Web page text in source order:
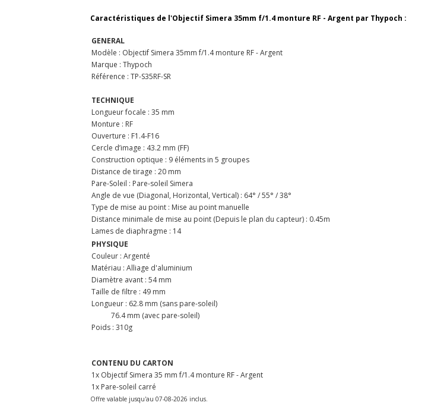
Caractéristiques de l'Objectif Simera 35mm f/1.4 monture RF - Argent par Thypoch :
GENERAL
Modèle : Objectif Simera 35mm f/1.4 monture RF - Argent
Marque : Thypoch
Référence : TP-S35RF-SR
TECHNIQUE
Longueur focale : 35 mm
Monture : RF
Ouverture : F1.4-F16
Cercle d’image : 43.2 mm (FF)
Construction optique : 9 éléments in 5 groupes
Distance de tirage : 20 mm
Pare-Soleil : Pare-soleil Simera
Angle de vue (Diagonal, Horizontal, Vertical) : 64° / 55° / 38°
Type de mise au point : Mise au point manuelle
Distance minimale de mise au point (Depuis le plan du capteur) : 0.45m
Lames de diaphragme : 14
PHYSIQUE
Couleur : Argenté
Matériau : Alliage d'aluminium
Diamètre avant : 54 mm
Taille de filtre : 49 mm
Longueur : 62.8 mm (sans pare-soleil)
76.4 mm (avec pare-soleil)
Poids : 310g
CONTENU DU CARTON
1x Objectif Simera 35 mm f/1.4 monture RF - Argent
1x Pare-soleil carré
Offre valable jusqu'au 07-08-2026 inclus.